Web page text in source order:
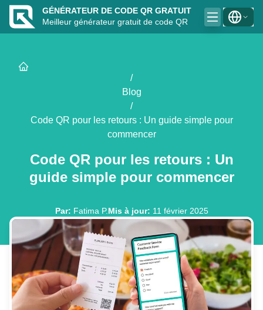
GÉNÉRATEUR DE CODE QR GRATUIT
Meilleur générateur gratuit de code QR
/
Blog
/
Code QR pour les retours : Un guide simple pour
commencer
Code QR pour les retours : Un
guide simple pour commencer
Par: Fatima P.Mis à jour: 11 février 2025